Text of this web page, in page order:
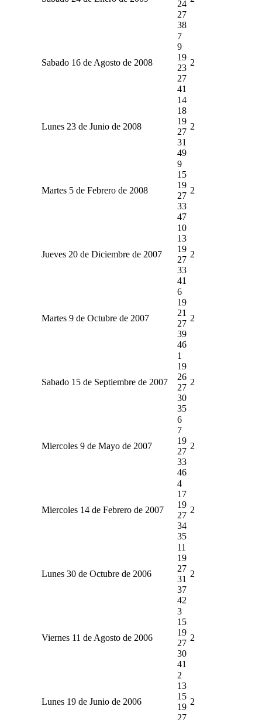
24
27
38
Sabado 16 de Agosto de 2008
7
9
19
23
27
41
2
Lunes 23 de Junio de 2008
14
18
19
27
31
49
2
Martes 5 de Febrero de 2008
9
15
19
27
33
47
2
Jueves 20 de Diciembre de 2007
10
13
19
27
33
41
2
Martes 9 de Octubre de 2007
6
19
21
27
39
46
2
Sabado 15 de Septiembre de 2007
1
19
26
27
30
35
2
Miercoles 9 de Mayo de 2007
6
7
19
27
33
46
2
Miercoles 14 de Febrero de 2007
4
17
19
27
34
35
2
Lunes 30 de Octubre de 2006
11
19
27
31
37
42
2
Viernes 11 de Agosto de 2006
3
15
19
27
30
41
2
Lunes 19 de Junio de 2006
2
13
15
19
27
2